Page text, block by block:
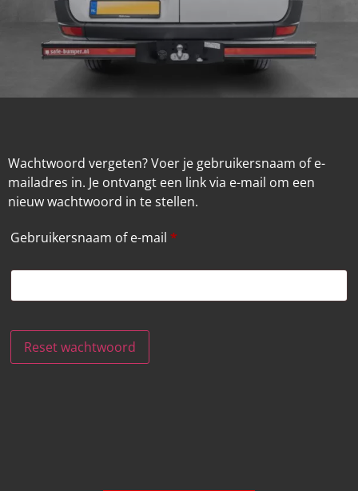
Wachtwoord vergeten? Voer je gebruikersnaam of e-
mailadres in. Je ontvangt een link via e-mail om een
nieuw wachtwoord in te stellen.
Gebruikersnaam of e-mail *
Reset wachtwoord